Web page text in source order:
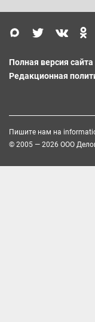
Полная версия сайта
Редакционная
Пишите нам на
© 2005 — 2026 ООО